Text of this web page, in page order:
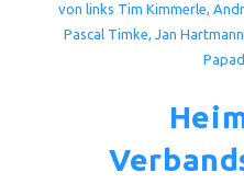
von links Tim Kimmerle,
Pascal Timke, Jan